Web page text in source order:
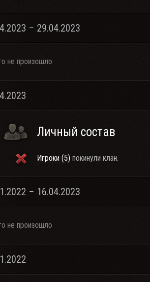
– 29.04.2023
не произошло
Личный состав
Игроки (5) покинули клан.
– 16.04.2023
не произошло